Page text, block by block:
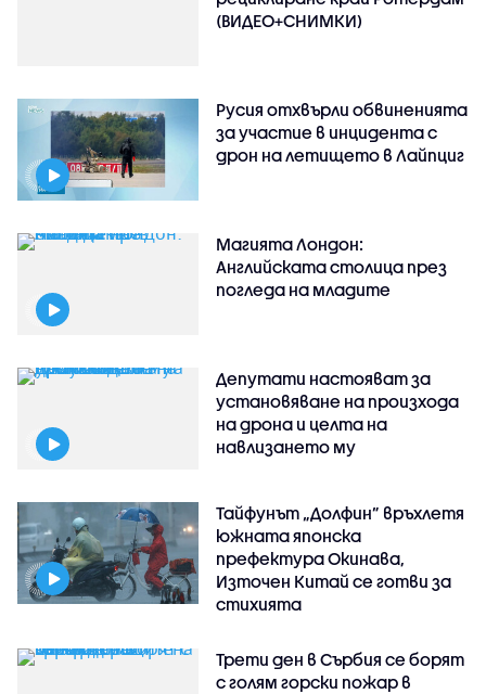
(ВИДЕО+СНИМКИ)
Русия отхвърли обвиненията
за участие в инцидента с
дрон на летището в Лайпциг
Магията Лондон:
Английската столица през
погледа на младите
Депутати настояват за
установяване на произхода
на дрона и целта на
навлизането му
Тайфунът „Долфин” връхлетя
южната японска
префектура Окинава,
Източен Китай се готви за
стихията
Трети ден в Сърбия се борят
с голям горски пожар в